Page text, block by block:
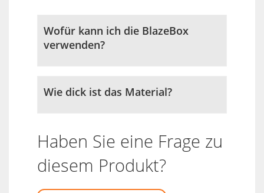
Wofür kann ich die BlazeBox
verwenden?
Wie dick ist das Material?
Haben Sie eine Frage zu
diesem Produkt?